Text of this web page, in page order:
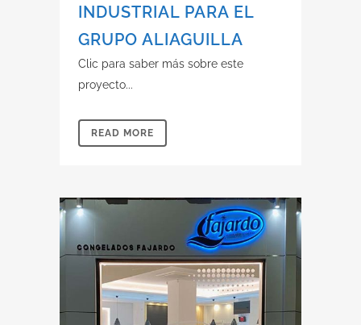
INDUSTRIAL PARA EL
GRUPO ALIAGUILLA
Clic para saber más sobre este
proyecto...
READ MORE